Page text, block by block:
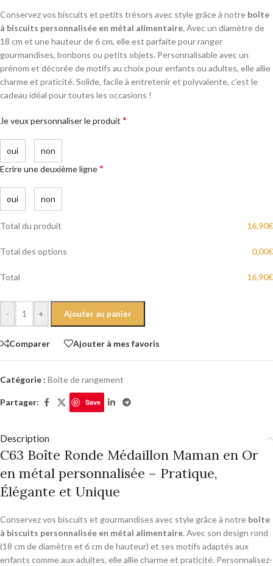
Conservez vos biscuits et petits trésors avec style grâce à notre boîte
à biscuits personnalisée en métal alimentaire. Avec un diamètre de
18 cm et une hauteur de 6 cm, elle est parfaite pour ranger
gourmandises, bonbons ou petits objets. Personnalisable avec un
prénom et décorée de motifs au choix pour enfants ou adultes, elle allie
charme et praticité. Solide, facile à entretenir et polyvalente, c’est le
cadeau idéal pour toutes les occasions !
Je veux personnaliser le produit *
oui
non
Ecrire une deuxième ligne*
oui non
Total du produit 16,90€
Total des options 0,00€
Total 16,90€
- + Ajouter au panier
Comparer Ajouter à mes favoris
Catégorie : Boîte de rangement
Partager: Save
Description
C63 Boîte Ronde Médaillon Maman en Or
en métal personnalisée – Pratique,
Élégante et Unique
Conservez vos biscuits et gourmandises avec style grâce à notre boîte
à biscuits personnalisée en métal alimentaire. Avec son design rond
(18 cm de diamètre et 6 cm de hauteur) et ses motifs adaptés aux
enfants comme aux adultes, elle allie charme et praticité. Personnalisez-